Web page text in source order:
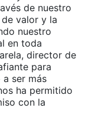
de nuestro
valor y la
nuestro
en toda
director de
para
a ser más
ha permitido
con la